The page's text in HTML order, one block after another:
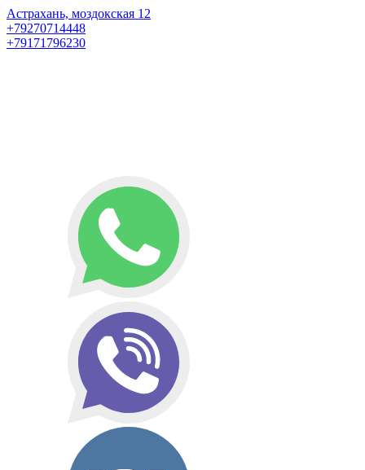
Астрахань, моздокская 12
+79270714448
+79171796230